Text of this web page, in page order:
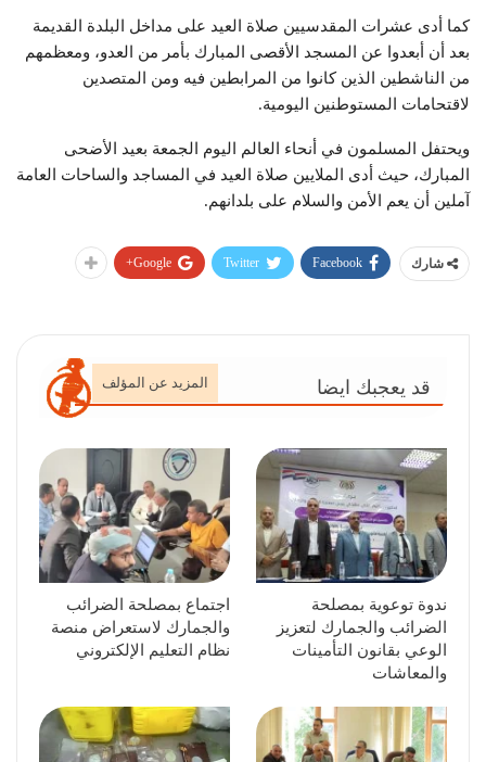
كما أدى عشرات المقدسيين صلاة العيد على مداخل البلدة القديمة
بعد أن أبعدوا عن المسجد الأقصى المبارك بأمر من العدو، ومعظمهم
من الناشطين الذين كانوا من المرابطين فيه ومن المتصدين
لاقتحامات المستوطنين اليومية.
ويحتفل المسلمون في أنحاء العالم اليوم الجمعة بعيد الأضحى
المبارك، حيث أدى الملايين صلاة العيد في المساجد والساحات العامة
آملين أن يعم الأمن والسلام على بلدانهم.
شارك Facebook
Twitter
Google+
قد يعجبك ايضا المزيد عن المؤلف
ندوة توعوية بمصلحة
الضرائب والجمارك لتعزيز
الوعي بقانون التأمينات
والمعاشات
اجتماع بمصلحة الضرائب
والجمارك لاستعراض منصة
نظام التعليم الإلكتروني